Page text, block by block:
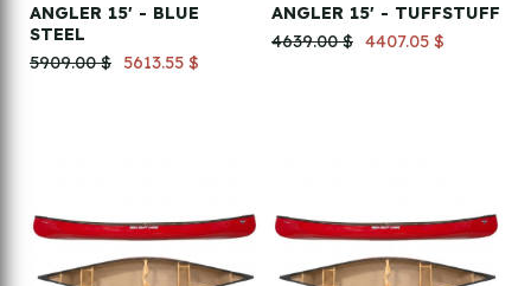
ANGLER 15' - BLUE
STEEL
5909.00 $
5613.55 $
ANGLER 15' - TUFFSTUFF
4639.00 $ 4407.05 $